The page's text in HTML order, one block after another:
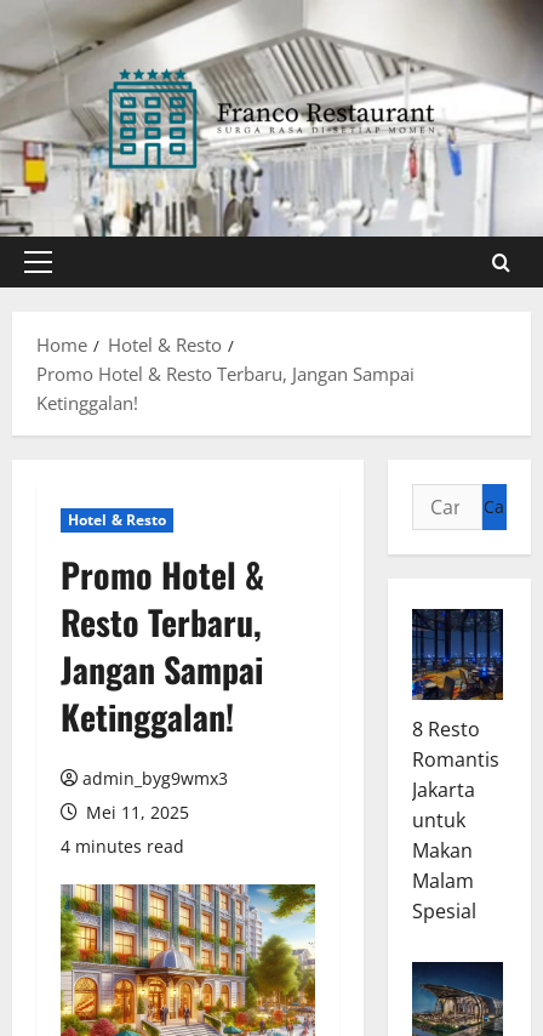
content
Primary
Home
Hotel & Resto
Promo Hotel & Resto Terbaru, Jangan Sampai
Ketinggalan!
Hotel & Resto
Promo Hotel &
Resto Terbaru,
Jangan Sampai
Ketinggalan!
admin_byg9wmx3
Mei 11, 2025
4 minutes read
Cari
untuk:
8 Resto
Romantis
Jakarta
untuk
Makan
Malam
Spesial